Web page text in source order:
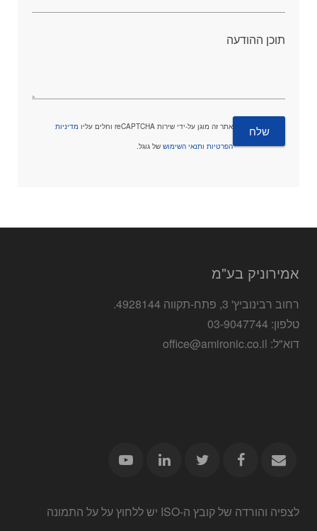
תוכן ההודעה
אתר זה מוגן על-ידי שירות reCAPTCHA וחלים עליו
מדיניות
הפרטיות ותנאי השימוש של גוגל.
אמירוניק בע"מ
רחוב רבינוביץ' 3, פתח-תקווה 4928144.
טלפון: 03-9047744
דוא"ל: office@amironic.co.il
לצפיה והורדה של קובץ ה-ISO יש ללחוץ על על התמונה